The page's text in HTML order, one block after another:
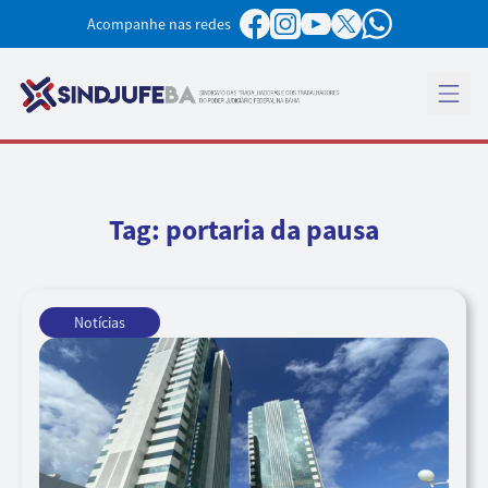
Acompanhe nas redes
Abrir
Tag: portaria da pausa
Notícias